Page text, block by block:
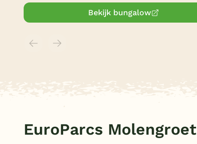
Bekijk bungalow
EuroParcs Molengroet